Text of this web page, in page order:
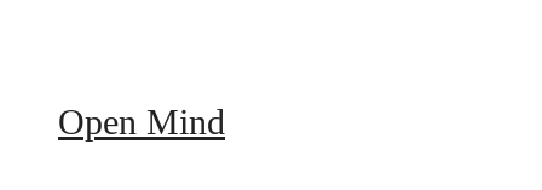
Open Mind